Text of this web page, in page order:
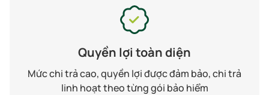
Quyền lợi toàn diện
Mức chi trả cao, quyền lợi được đảm bảo, chi trả
linh hoạt theo từng gói bảo hiểm